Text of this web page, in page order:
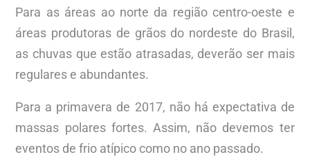
Para as áreas ao norte da região centro-oeste e
áreas produtoras de grãos do nordeste do Brasil,
as chuvas que estão atrasadas, deverão ser mais
regulares e abundantes.
Para a primavera de 2017, não há expectativa de
massas polares fortes. Assim, não devemos ter
eventos de frio atípico como no ano passado.